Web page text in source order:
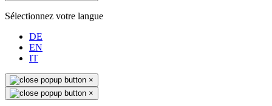
Sélectionnez votre langue
DE
EN
IT
×
×